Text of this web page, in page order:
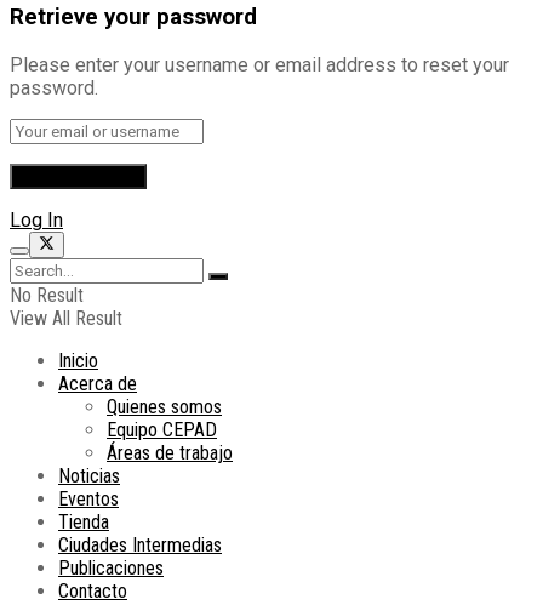
Retrieve your password
Please enter your username or email address to reset your
password.
Log In
No Result
View All Result
Inicio
Acerca de
Quienes somos
Equipo CEPAD
Áreas de trabajo
Noticias
Eventos
Tienda
Ciudades Intermedias
Publicaciones
Contacto